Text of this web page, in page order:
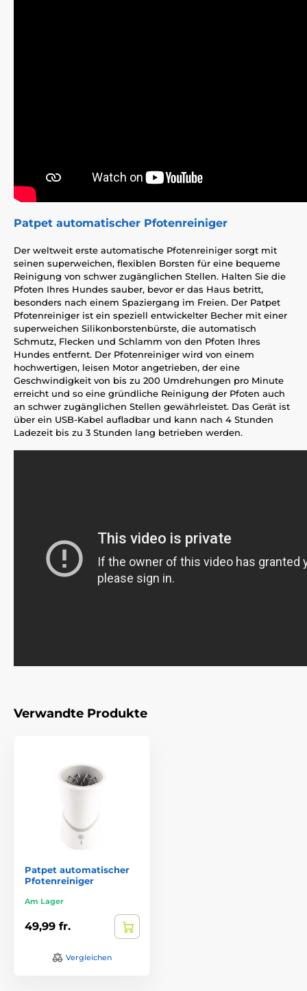
Patpet automatischer Pfotenreiniger
Der weltweit erste automatische Pfotenreiniger sorgt mit
seinen superweichen, flexiblen Borsten für eine bequeme
Reinigung von schwer zugänglichen Stellen. Halten Sie die
Pfoten Ihres Hundes sauber, bevor er das Haus betritt,
besonders nach einem Spaziergang im Freien. Der Patpet
Pfotenreiniger ist ein speziell entwickelter Becher mit einer
superweichen Silikonborstenbürste, die automatisch
Schmutz, Flecken und Schlamm von den Pfoten Ihres
Hundes entfernt. Der Pfotenreiniger wird von einem
hochwertigen, leisen Motor angetrieben, der eine
Geschwindigkeit von bis zu 200 Umdrehungen pro Minute
erreicht und so eine gründliche Reinigung der Pfoten auch
an schwer zugänglichen Stellen gewährleistet. Das Gerät ist
über ein USB-Kabel aufladbar und kann nach 4 Stunden
Ladezeit bis zu 3 Stunden lang betrieben werden.
Verwandte Produkte
Patpet automatischer
Pfotenreiniger
Am Lager
49,99 fr.
Vergleichen